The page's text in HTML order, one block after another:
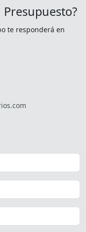
te responderá en